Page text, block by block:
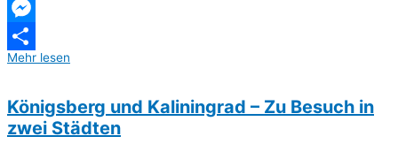
Telegram
Messenger
Teilen
Mehr lesen
Königsberg und Kaliningrad – Zu Besuch in
zwei Städten